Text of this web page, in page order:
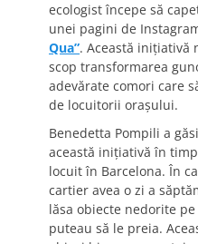
ecologist începe să
unei pagini de
Qua”. Această inițiativă
scop transformarea
adevărate comori care
de locuitorii orașului.
Benedetta Pompili a
această inițiativă în
locuit în Barcelona. În
cartier avea o zi a
lăsa obiecte nedorite
puteau să le preia.